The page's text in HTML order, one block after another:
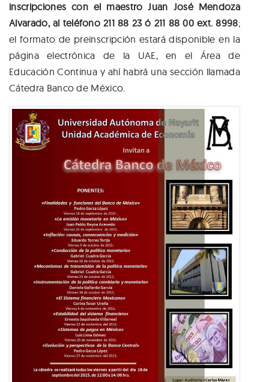
inscripciones con el maestro Juan José Mendoza
Alvarado, al teléfono 211 88 23 ó 211 88 00 ext. 8998;
el formato de preinscripción estará disponible en la
página electrónica de la UAE, en el Área de
Educación Continua y ahí habrá una sección llamada
Cátedra Banco de México.